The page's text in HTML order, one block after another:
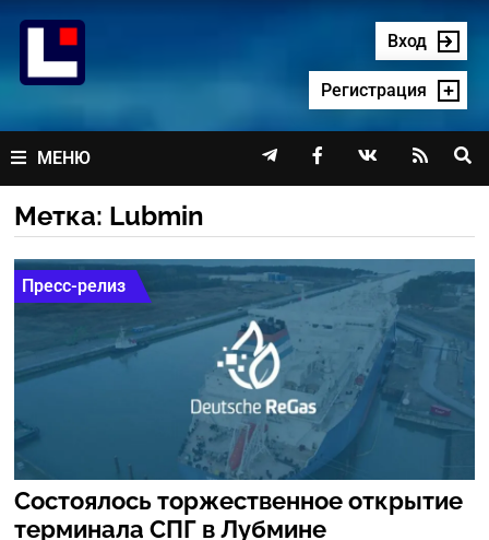
содержимому
Вход
Регистрация
МЕНЮ    
Метка: Lubmin
Пресс-релиз
Состоялось торжественное открытие
терминала СПГ в Лубмине